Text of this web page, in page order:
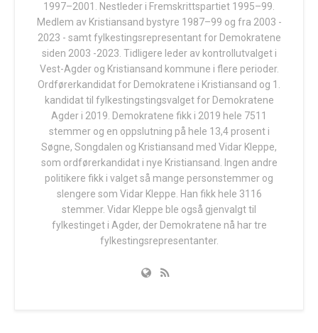
1997–2001. Nestleder i Fremskrittspartiet 1995–99.
Medlem av Kristiansand bystyre 1987–99 og fra 2003 -
2023 - samt fylkestingsrepresentant for Demokratene
siden 2003 -2023. Tidligere leder av kontrollutvalget i
Vest-Agder og Kristiansand kommune i flere perioder.
Ordførerkandidat for Demokratene i Kristiansand og 1.
kandidat til fylkestingstingsvalget for Demokratene
Agder i 2019. Demokratene fikk i 2019 hele 7511
stemmer og en oppslutning på hele 13,4 prosent i
Søgne, Songdalen og Kristiansand med Vidar Kleppe,
som ordførerkandidat i nye Kristiansand. Ingen andre
politikere fikk i valget så mange personstemmer og
slengere som Vidar Kleppe. Han fikk hele 3116
stemmer. Vidar Kleppe ble også gjenvalgt til
fylkestinget i Agder, der Demokratene nå har tre
fylkestingsrepresentanter.